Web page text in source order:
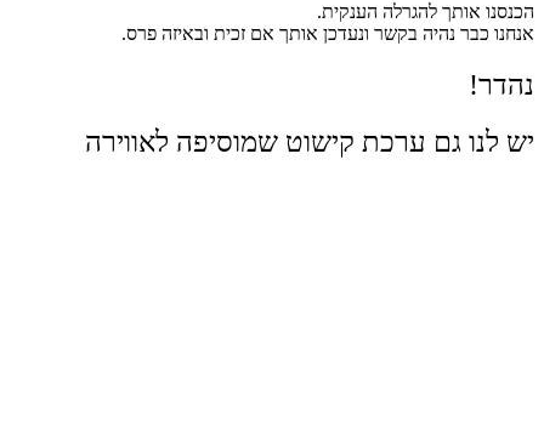
הכנסנו אותך להגרלה הענקית.
אנחנו כבר נהיה בקשר ונעדכן אותך אם זכית ובאיזה פרס.
נהדר!
יש לנו גם ערכת קישוט שמוסיפה לאווירה